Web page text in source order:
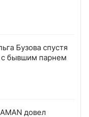
Бузова спустя
с бывшим парнем
довел